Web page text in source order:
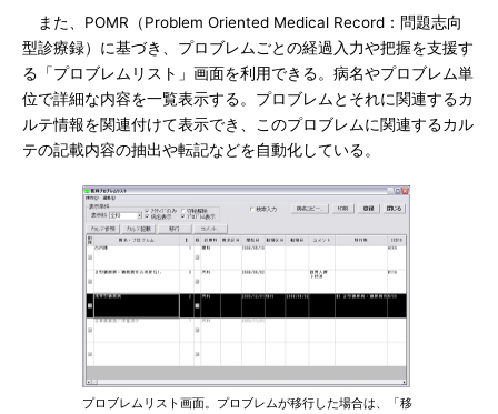
また、POMR（Problem Oriented Medical Record：問題志向
型診療録）に基づき、プロブレムごとの経過入力や把握を支援す
る「プロブレムリスト」画面を利用できる。病名やプロブレム単
位で詳細な内容を一覧表示する。プロブレムとそれに関連するカ
ルテ情報を関連付けて表示でき、このプロブレムに関連するカル
テの記載内容の抽出や転記などを自動化している。
プロブレムリスト画面。プロブレムが移行した場合は、「移